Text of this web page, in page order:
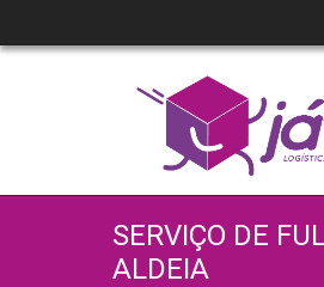
SERVIÇO DE
ALDEIA